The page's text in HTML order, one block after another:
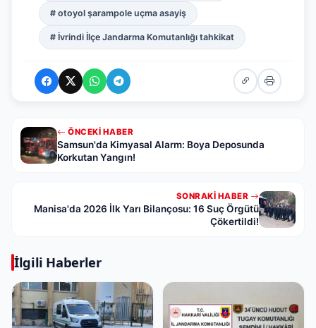
# otoyol şarampole uçma asayiş
# İvrindi İlçe Jandarma Komutanlığı tahkikat
ÖNCEKI HABER
Samsun'da Kimyasal Alarm: Boya Deposunda
Korkutan Yangın!
SONRAKI HABER
Manisa'da 2026 İlk Yarı Bilançosu: 16 Suç Örgütü
Çökertildi!
İlgili Haberler